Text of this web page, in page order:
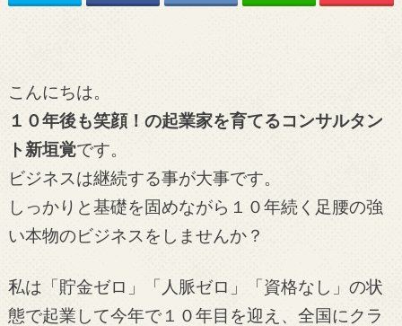
こんにちは。
１０年後も笑顔！の起業家を育てるコンサルタン
ト新垣覚です。
ビジネスは継続する事が大事です。
しっかりと基礎を固めながら１０年続く足腰の強
い本物のビジネスをしませんか？
私は「貯金ゼロ」「人脈ゼロ」「資格なし」の状
態で起業して今年で１０年目を迎え、全国にクラ